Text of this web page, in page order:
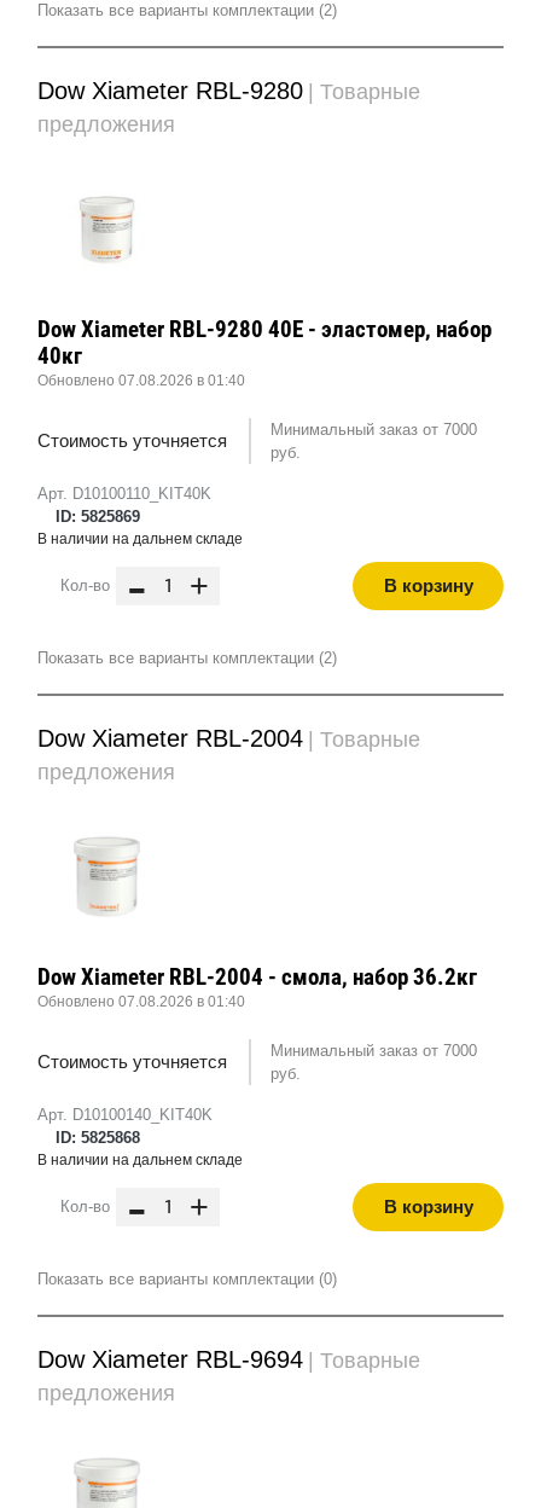
Показать все варианты комплектации (2)
Dow Xiameter RBL-9280
| Товарные
предложения
Арт. D10100110_KIT40K
ID: 5825869
Dow Xiameter RBL-9280 40E - эластомер, набор
40кг
Обновлено 07.08.2026 в 01:40
Стоимость уточняется
Минимальный заказ от 7000
руб.
В наличии на дальнем складе
Кол-во - + В корзину
Показать все варианты комплектации (2)
Dow Xiameter RBL-2004
| Товарные
предложения
Арт. D10100140_KIT40K
ID: 5825868
Dow Xiameter RBL-2004 - смола, набор 36.2кг
Обновлено 07.08.2026 в 01:40
Стоимость уточняется
Минимальный заказ от 7000
руб.
В наличии на дальнем складе
Кол-во - + В корзину
Показать все варианты комплектации (0)
Dow Xiameter RBL-9694
| Товарные
предложения